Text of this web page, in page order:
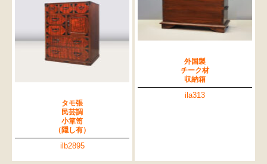
タモ張
民芸調
小箪笥
（隠し有）
ilb2895
外国製
チーク材
収納箱
ila313